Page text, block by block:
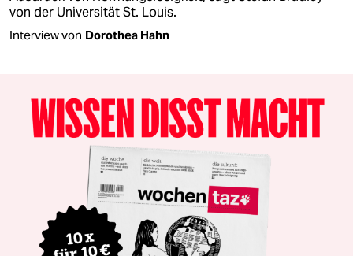
von der Universität St. Louis.
Interview von Dorothea Hahn